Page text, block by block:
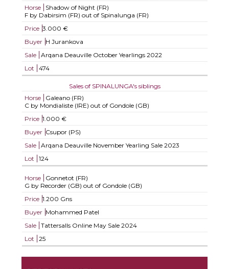
Horse
Shadow of Night (FR)
F by Dabirsim (FR) out of Spinalunga (FR)
Price 3.000 €
Buyer H Jurankova
Sale
Arqana Deauville October Yearlings 2022
Lot
474
Sales of SPINALUNGA's siblings
Horse
Galeano (FR)
C by Mondialiste (IRE) out of Gondole (GB)
Price 1.000 €
Buyer Csupor (PS)
Sale
Arqana Deauville November Yearling Sale 2023
Lot
124
Horse
Gonnetot (FR)
G by Recorder (GB) out of Gondole (GB)
Price 1.200 Gns
Buyer Mohammed Patel
Sale
Tattersalls Online May Sale 2024
Lot
25